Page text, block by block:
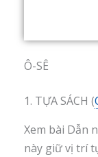
Ô-SÊ
1. TỰA SÁCH (
Xem bài Dẫn
này giữ vị trí